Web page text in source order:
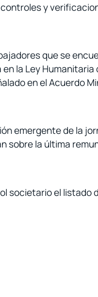
y
que se
la Ley
en el Acuerdo
emergente de la
sobre la última
societario el listado